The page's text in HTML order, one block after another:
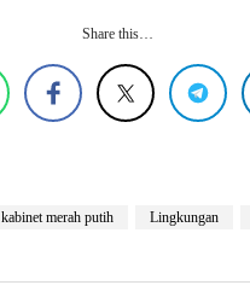
Share this…
kabinet merah putih Lingkungan